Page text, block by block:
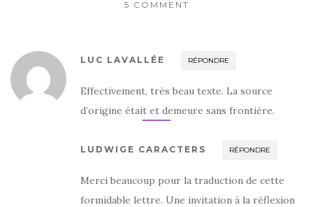
5 COMMENT
LUC LAVALLÉE RÉPONDRE
Effectivement, très beau texte. La source
d’origine était et demeure sans frontière.
LUDWIGE CARACTERS RÉPONDRE
Merci beaucoup pour la traduction de cette
formidable lettre. Une invitation à la réflexion